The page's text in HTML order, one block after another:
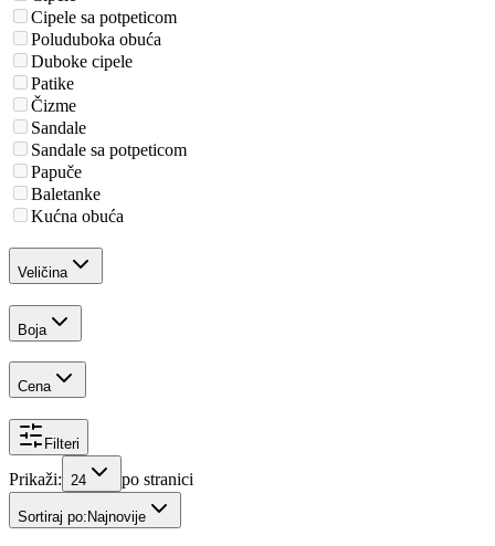
Cipele sa potpeticom
Poluduboka obuća
Duboke cipele
Patike
Čizme
Sandale
Sandale sa potpeticom
Papuče
Baletanke
Kućna obuća
Veličina
Boja
Cena
Filteri
Prikaži: 24 po stranici
Sortiraj po: Najnovije